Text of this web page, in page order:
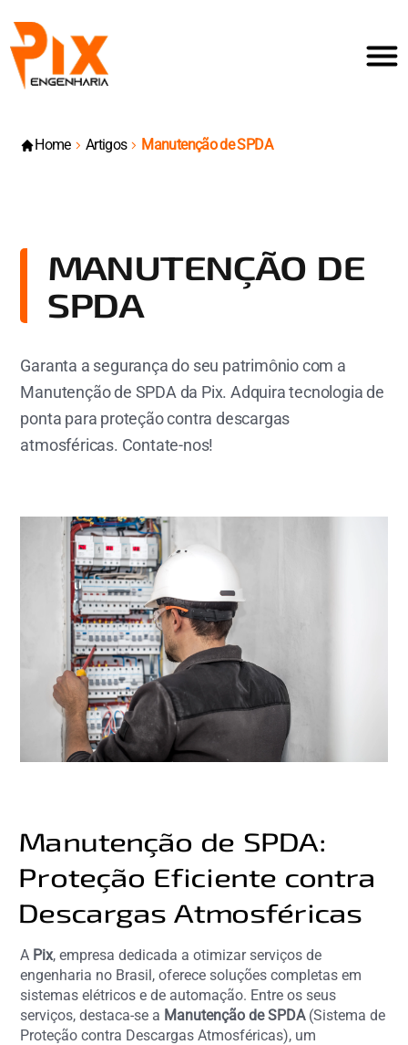
Home Artigos Manutenção de SPDA
MANUTENÇÃO DE
SPDA
Garanta a segurança do seu patrimônio com a
Manutenção de SPDA da Pix. Adquira tecnologia de
ponta para proteção contra descargas
atmosféricas. Contate-nos!
Manutenção de SPDA:
Proteção Eficiente contra
Descargas Atmosféricas
A Pix, empresa dedicada a otimizar serviços de
engenharia no Brasil, oferece soluções completas em
sistemas elétricos e de automação. Entre os seus
serviços, destaca-se a Manutenção de SPDA(Sistema de
Proteção contra Descargas Atmosféricas), um